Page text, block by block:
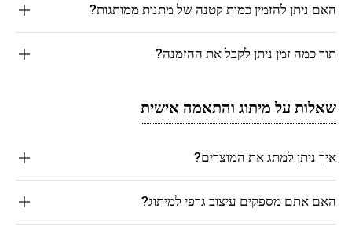
האם ניתן להזמין כמות קטנה של מתנות ממותגות?
תוך כמה זמן ניתן לקבל את ההזמנה?
שאלות על מיתוג והתאמה אישית
איך ניתן למתג את המוצרים?
האם אתם מספקים עיצוב גרפי למיתוג?